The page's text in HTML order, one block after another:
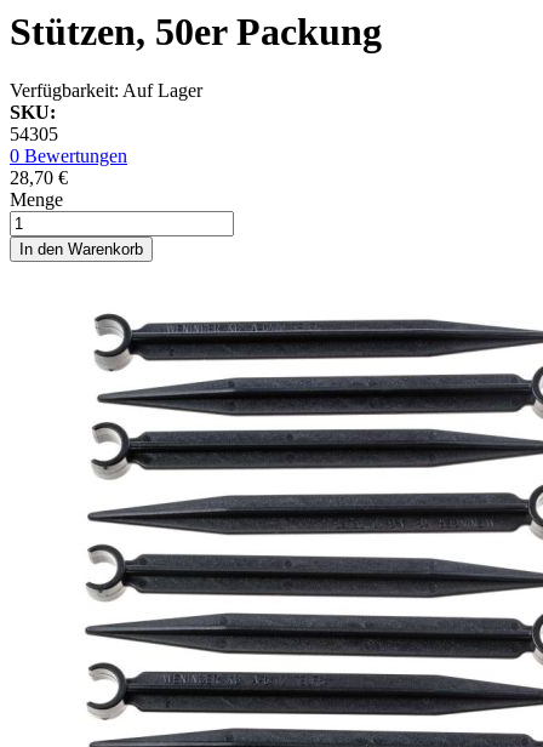
Stützen, 50er Packung
Verfügbarkeit: Auf Lager
SKU:
54305
0 Bewertungen
28,70 €
Menge
In den Warenkorb